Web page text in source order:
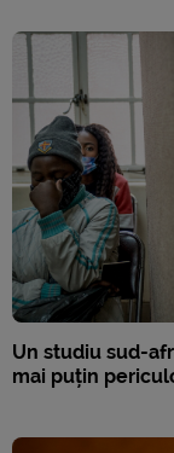
Un studiu sud-
mai puțin